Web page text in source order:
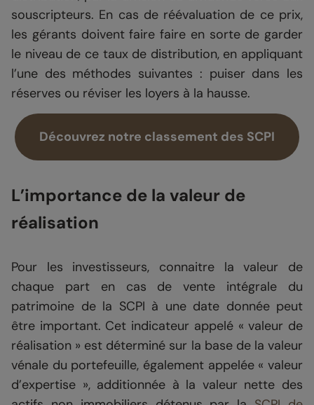
souscripteurs. En cas de réévaluation de ce prix,
les gérants doivent faire faire en sorte de garder
le niveau de ce taux de distribution, en appliquant
l’une des méthodes suivantes : puiser dans les
réserves ou réviser les loyers à la hausse.
Découvrez notre classement des SCPI
L’importance de la valeur de
réalisation
Pour les investisseurs, connaitre la valeur de
chaque part en cas de vente intégrale du
patrimoine de la SCPI à une date donnée peut
être important. Cet indicateur appelé « valeur de
réalisation » est déterminé sur la base de la valeur
vénale du portefeuille, également appelée « valeur
d’expertise », additionnée à la valeur nette des